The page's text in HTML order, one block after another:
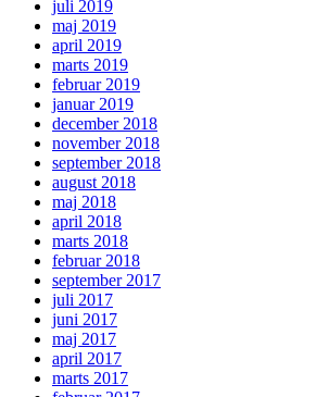
juli 2019
maj 2019
april 2019
marts 2019
februar 2019
januar 2019
december 2018
november 2018
september 2018
august 2018
maj 2018
april 2018
marts 2018
februar 2018
september 2017
juli 2017
juni 2017
maj 2017
april 2017
marts 2017